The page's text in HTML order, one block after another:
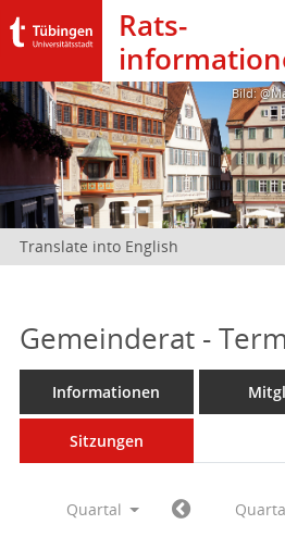
Rats­
Bild:
Translate into English
Gemeinderat -
Informationen
Sitzungen
Quartal